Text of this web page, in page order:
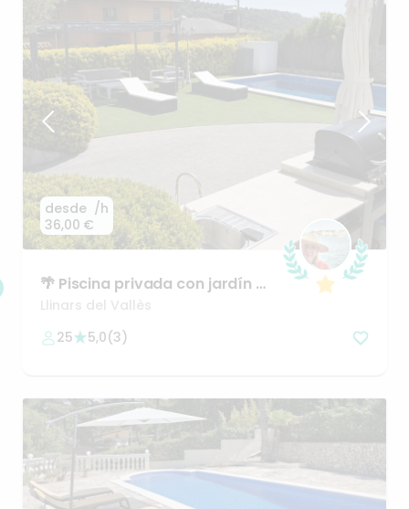
desde
36,00 €
/h
🌴 Piscina privada con jardín y
zona chillout–
Llinars del Vallès
25
5,0(3)